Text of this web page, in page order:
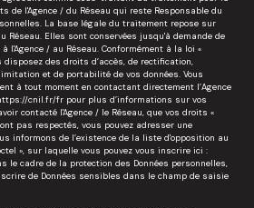
de l'Agence / du Réseau qui reste Responsable du
La base légale du traitement repose sur
Réseau. Elles sont conservées jusqu'à demande de
l'Agence / au Réseau. Conformément à la loi «
des droits d’accès, de rectification,
et de portabilité de vos données. Vous
à tout moment en contactant directement l’Agence
cnil.fr/fr pour plus d’informations sur vos
contacté l'Agence / le Réseau, que vos droits «
pas respectés, vous pouvez adresser une
informons de l’existence de la liste d'opposition au
», sur laquelle vous pouvez vous inscrire ici :
le cadre de la protection des Données personnelles,
de Données sensibles dans le champ de saisie